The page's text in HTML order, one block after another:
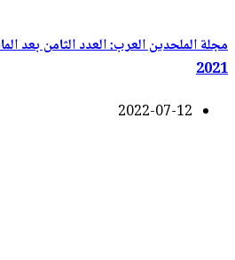
مجلة الملحدين العرب: العدد الثامن بعد
2021
2022-07-12